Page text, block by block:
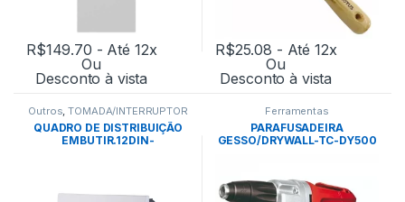
R$149.70 - Até 12x
Ou
Desconto à vista
R$25.08 - Até 12x
Ou
Desconto à vista
Outros,TOMADA/INTERRUPTOR
QUADRO DE DISTRIBUIÇÃO
EMBUTIR.12DIN-
Ferramentas
PARAFUSADEIRA
GESSO/DRYWALL-TC-DY500